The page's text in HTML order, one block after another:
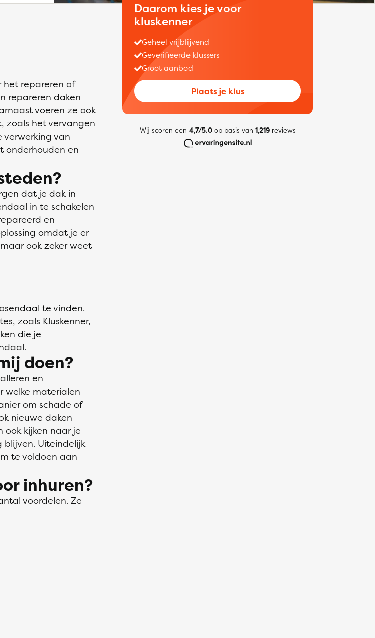
het repareren of
repareren daken
voeren ze ook
zoals het vervangen
van
onderhouden en
dat je dak in
in te schakelen
en
omdat je er
ook zeker weet
te vinden.
zoals Kluskenner,
die je
doen?
en
welke materialen
om schade of
nieuwe daken
kijken naar je
blijven. Uiteindelijk
te voldoen aan
inhuren?
voordelen. Ze
Daarom kies je voor
kluskenner
Geheel vrijblijvend
Geverifieerde klussers
Groot aanbod
Plaats je klus
Wij scoren een 4,7/5.0op basis van 1,219reviews